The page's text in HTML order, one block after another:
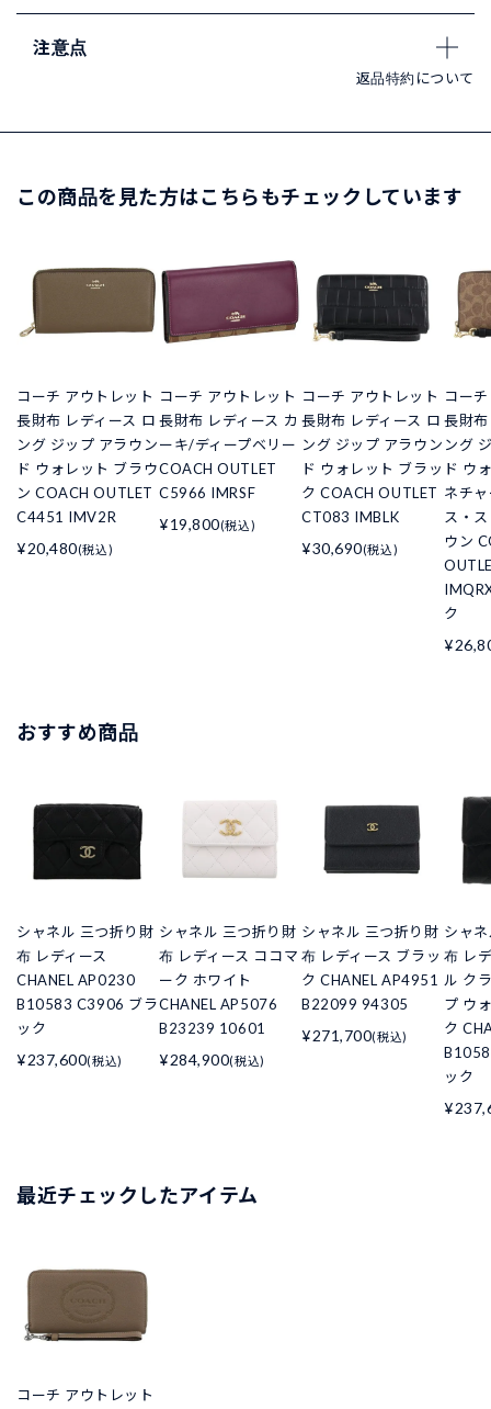
注意点
返品特約について
この商品を見た方はこちらもチェックしています
コーチ アウトレット
長財布 レディース ロ
ング ジップ アラウン
ド ウォレット ブラウ
ン COACH OUTLET
C4451 IMV2R
¥20,480(税込)
コーチ アウトレット
長財布 レディース カ
ーキ/ディープベリー
COACH OUTLET
C5966 IMRSF
¥19,800(税込)
コーチ アウトレット
長財布 レディース ロ
ング ジップ アラウン
ド ウォレット ブラッ
ク COACH OUTLET
CT083 IMBLK
¥30,690(税込)
コー
長財
ング
ド ウ
ネチ
ス・
ウン
ク
おすすめ商品
シャネル 三つ折り財
布 レディース
CHANEL AP0230
B10583 C3906 ブラ
ック
¥237,600(税込)
シャネル 三つ折り財
布 レディース ココマ
ーク ホワイト
CHANEL AP5076
B23239 10601
¥284,900(税込)
シャネル 三つ折り財
布 レディース ブラッ
ク CHANEL AP4951
B22099 94305
¥271,700(税込)
シャ
布 レ
ル ク
プ ウ
ク
ック
最近チェックしたアイテム
コーチ アウトレット